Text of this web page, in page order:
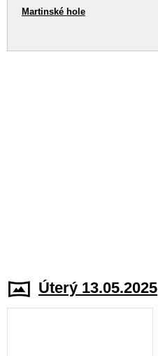
Martinské hole
Úterý 13.05.2025